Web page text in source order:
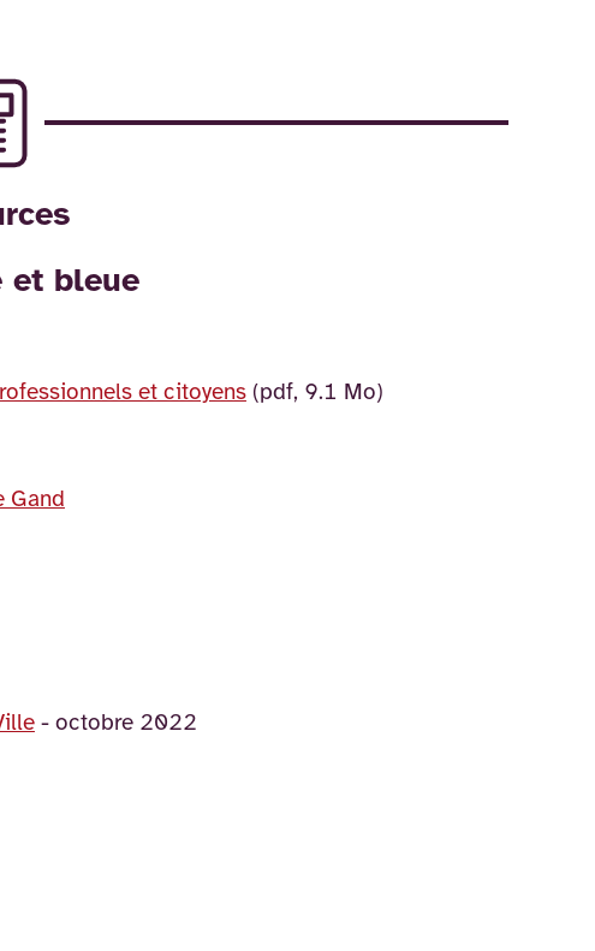
et bleue
et citoyens(pdf, 9.1 Mo)
Gand
- octobre 2022